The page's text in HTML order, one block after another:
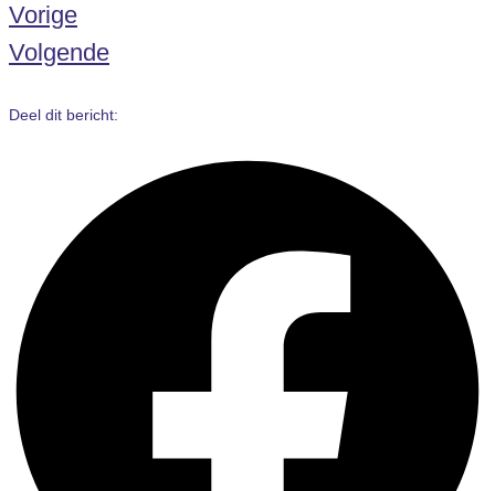
Vorige
Volgende
Deel dit bericht: